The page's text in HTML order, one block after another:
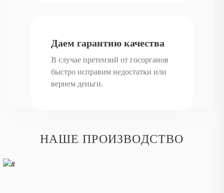
Даем гарантию качества
В случае претензий от госорганов
быстро исправим недостатки или
вернем деньги.
НАШЕ ПРОИЗВОДСТВО